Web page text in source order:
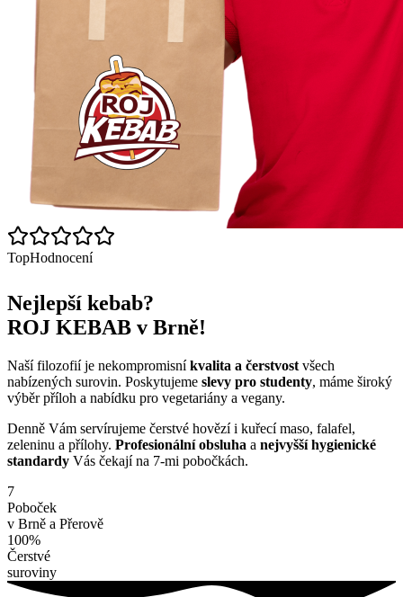
TopHodnocení
Nejlepší kebab?
ROJ KEBAB v Brně!
Naší filozofií je nekompromisníkvalita a čerstvost všech
nabízených surovin. Poskytujeme slevy pro studenty, máme široký
výběr příloh a nabídku pro vegetariány a vegany.
Denně Vám servírujeme čerstvé hovězí i kuřecí maso, falafel,
zeleninu a přílohy. Profesionální obsluha a nejvyšší hygienické
standardy Vás čekají na 7-mi pobočkách.
7
Poboček
v Brně a Přerově
100%
Čerstvé
suroviny